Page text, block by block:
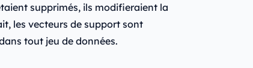
supprimés, ils modifieraient la
les vecteurs de support sont
tout jeu de données.